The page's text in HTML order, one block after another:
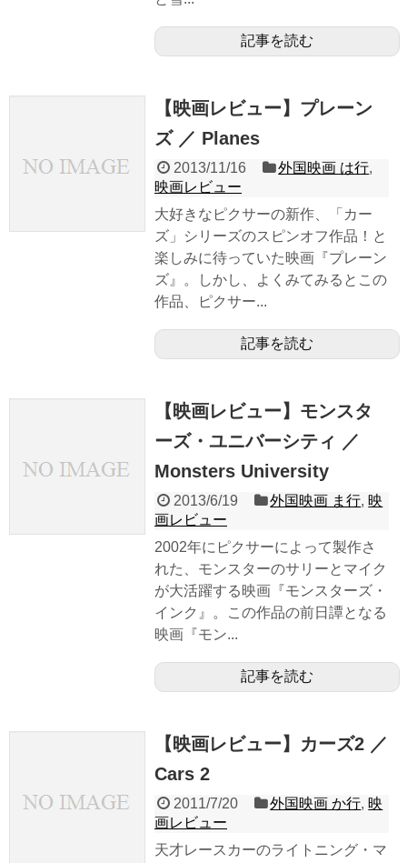
記事を読む
【映画レビュー】プレーン
ズ ／ Planes
2013/11/16 外国映画 は行,
映画レビュー
大好きなピクサーの新作、「カー
ズ」シリーズのスピンオフ作品！と
楽しみに待っていた映画『プレーン
ズ』。しかし、よくみてみるとこの
作品、ピクサー...
記事を読む
【映画レビュー】モンスタ
ーズ・ユニバーシティ ／
Monsters University
2013/6/19 外国映画 ま行, 映
画レビュー
2002年にピクサーによって製作さ
れた、モンスターのサリーとマイク
が大活躍する映画『モンスターズ・
インク』。この作品の前日譚となる
映画『モン...
記事を読む
【映画レビュー】カーズ2 ／
Cars 2
2011/7/20 外国映画 か行, 映
画レビュー
天才レースカーのライトニング・マ